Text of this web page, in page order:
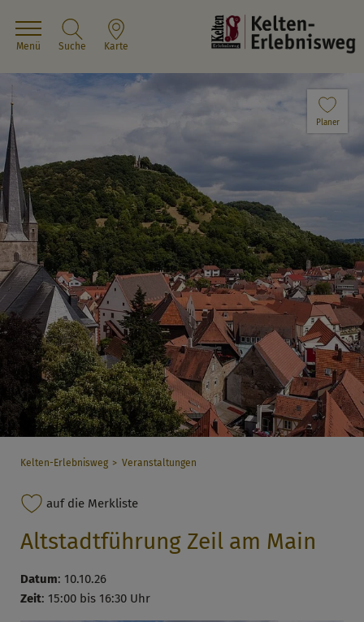
Menü Suche Karte
Planer
Kelten-Erlebnisweg Veranstaltungen
auf die Merkliste
Altstadtführung Zeil am Main
Datum: 10.10.26
Zeit: 15:00 bis 16:30 Uhr